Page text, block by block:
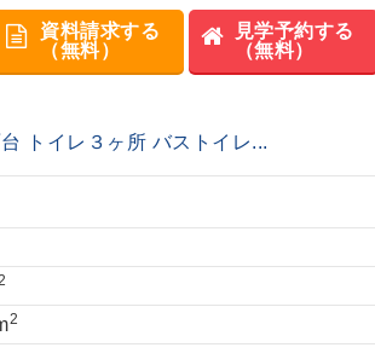
資料請求する
（無料）
見学予約する
（無料）
トイレ３ヶ所 バストイレ...
2